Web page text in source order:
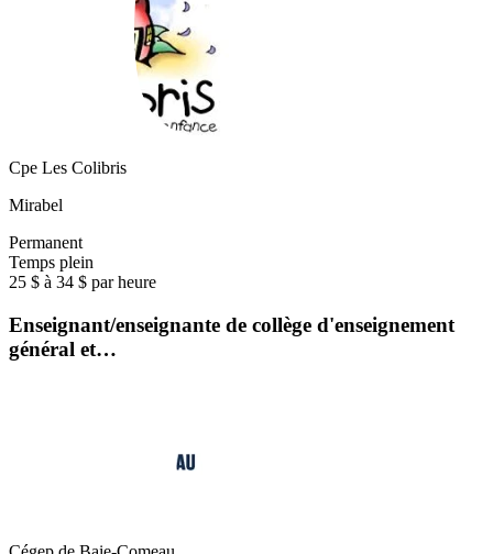
Cpe Les Colibris
Mirabel
Permanent
Temps plein
25 $ à 34 $ par heure
Enseignant/enseignante de collège d'enseignement
général et…